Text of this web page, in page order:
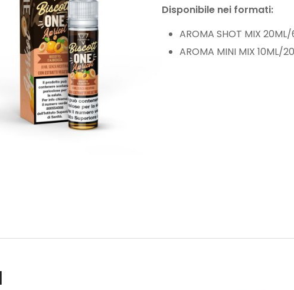
Disponibile nei formati:
AROMA SHOT MIX
AROMA MINI MIX 10ML/20